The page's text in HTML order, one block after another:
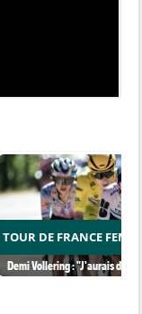
TOUR DE FRANCE
Demi Vollering : "J'aurais dû